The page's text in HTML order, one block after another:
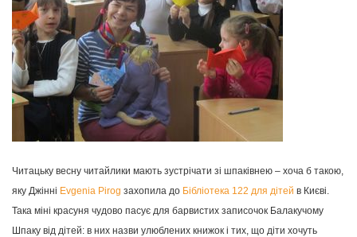
Читацьку весну читайлики мають зустрічати зі шпаківнею – хоча б такою,
яку Джінні Evgenia Pirog захопила до Бібліотека 122 для дітей в Києві.
Така міні красуня чудово пасує для барвистих записочок Балакучому
Шпаку від дітей: в них назви улюблених книжок і тих, що діти хочуть